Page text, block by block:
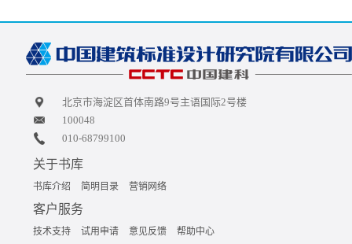
北京市海淀区首体南路9号主语国际2号楼
100048
010-68799100
关于书库
书库介绍 简明目录 营销网络
客户服务
技术支持 试用申请 意见反馈 帮助中心